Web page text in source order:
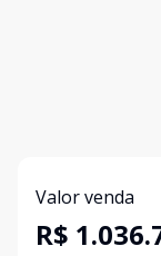
Valor venda
R$